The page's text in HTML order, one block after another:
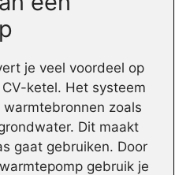
je veel voordeel op
ketel. Het systeem
zoals
Dit maakt
gaat gebruiken. Door
gebruik je